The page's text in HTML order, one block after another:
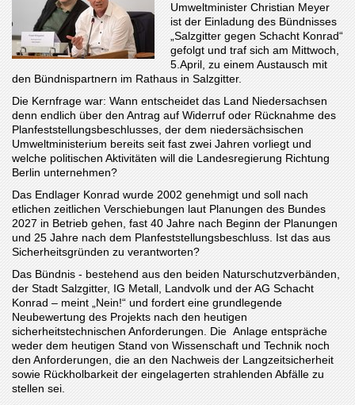
Umweltminister Christian Meyer
ist der Einladung des Bündnisses
„Salzgitter gegen Schacht Konrad“
gefolgt und traf sich am Mittwoch,
5.April, zu einem Austausch mit
den Bündnispartnern im Rathaus in Salzgitter.
Die Kernfrage war: Wann entscheidet das Land Niedersachsen
denn endlich über den Antrag auf Widerruf oder Rücknahme des
Planfeststellungsbeschlusses, der dem niedersächsischen
Umweltministerium bereits seit fast zwei Jahren vorliegt und
welche politischen Aktivitäten will die Landesregierung Richtung
Berlin unternehmen?
Das Endlager Konrad wurde 2002 genehmigt und soll nach
etlichen zeitlichen Verschiebungen laut Planungen des Bundes
2027 in Betrieb gehen, fast 40 Jahre nach Beginn der Planungen
und 25 Jahre nach dem Planfeststellungsbeschluss. Ist das aus
Sicherheitsgründen zu verantworten?
Das Bündnis - bestehend aus den beiden Naturschutzverbänden,
der Stadt Salzgitter, IG Metall, Landvolk und der AG Schacht
Konrad ­– meint „Nein!“ und fordert eine grundlegende
Neubewertung des Projekts nach den heutigen
sicherheitstechnischen Anforderungen. Die Anlage entspräche
weder dem heutigen Stand von Wissenschaft und Technik noch
den Anforderungen, die an den Nachweis der Langzeitsicherheit
sowie Rückholbarkeit der eingelagerten strahlenden Abfälle zu
stellen sei.